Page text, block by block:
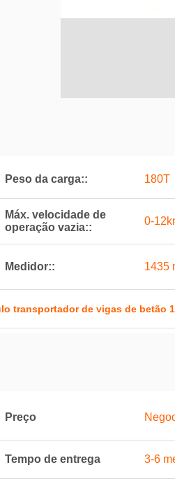
Peso da carga:: 180T
Máx. velocidade de
operação vazia::
0-
Medidor:: 1435
transportador de vigas de betão
Preço
Tempo de entrega 3-6